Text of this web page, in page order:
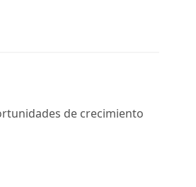
de crecimiento